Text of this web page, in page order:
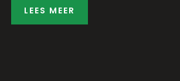
LEES MEER